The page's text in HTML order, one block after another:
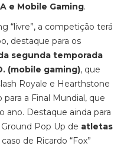
e Mobile Gaming.
“livre”, a competição terá
destaque para os
segunda temporada
(mobile gaming), que
Royale e Hearthstone
a Final Mundial, que
ano. Destaque ainda para
Pop Up de atletas
de Ricardo “Fox”